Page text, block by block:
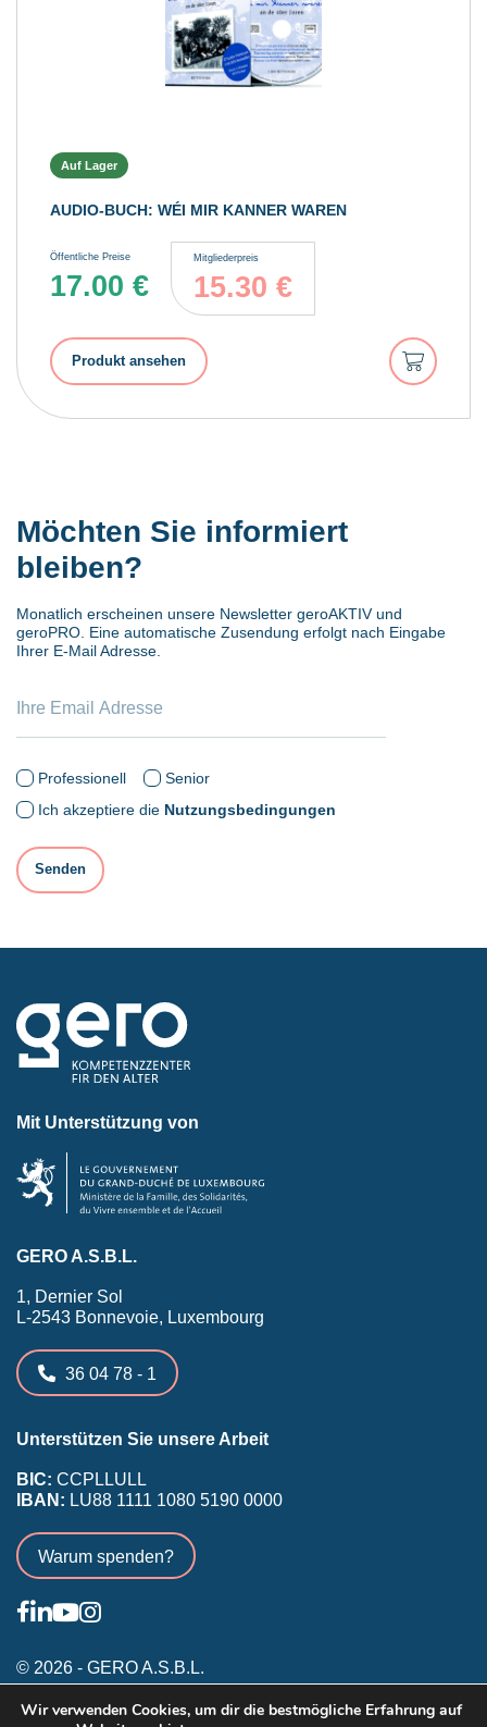
Auf Lager
AUDIO-BUCH: WÉI MIR KANNER WAREN
Öffentliche Preise
17.00 €
Mitgliederpreis
15.30 €
Produkt ansehen
den
Warenkorb
Möchten Sie informiert
bleiben?
Monatlich erscheinen unsere Newsletter geroAKTIV und
geroPRO. Eine automatische Zusendung erfolgt nach Eingabe
Ihrer E-Mail Adresse.
Professionell
Senior
Ich akzeptiere die Nutzungsbedingungen
Mit Unterstützung von
GERO A.S.B.L.
1, Dernier Sol
L-2543 Bonnevoie, Luxembourg
36 04 78 - 1
Unterstützen Sie unsere Arbeit
BIC: CCPLLULL
IBAN: LU88 1111 1080 5190 0000
Warum spenden?
© 2026 - GERO A.S.B.L.
Allgemeine Nutzungsbedingungen
Wir verwenden Cookies, um dir die bestmögliche Erfahrung auf